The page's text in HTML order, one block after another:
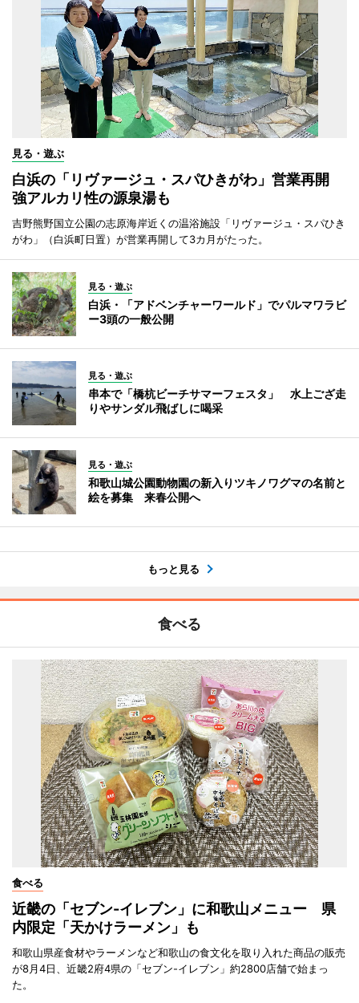
見る・遊ぶ
白浜の「リヴァージュ・スパひきがわ」営業再開
強アルカリ性の源泉湯も
吉野熊野国立公園の志原海岸近くの温浴施設「リヴァージュ・スパひき
がわ」（白浜町日置）が営業再開して3カ月がたった。
見る・遊ぶ
白浜・「アドベンチャーワールド」でパルマワラビ
ー3頭の一般公開
見る・遊ぶ
串本で「橋杭ビーチサマーフェスタ」 水上ござ走
りやサンダル飛ばしに喝采
見る・遊ぶ
和歌山城公園動物園の新入りツキノワグマの名前と
絵を募集 来春公開へ
もっと見る
食べる
食べる
近畿の「セブン-イレブン」に和歌山メニュー 県
内限定「天かけラーメン」も
和歌山県産食材やラーメンなど和歌山の食文化を取り入れた商品の販売
が8月4日、近畿2府4県の「セブン-イレブン」約2800店舗で始まっ
た。